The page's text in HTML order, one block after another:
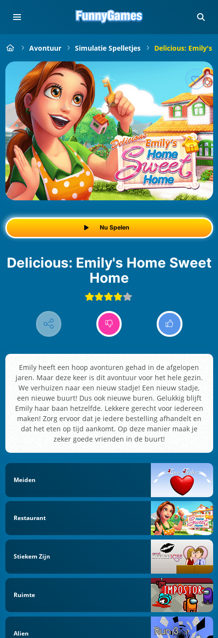
Avontuur Simulatie Spelletjes Delicious: Emily's
Nu Spelen
Delicious: Emily's Home Sweet
Home
Emily heeft een hoop avonturen gehad in de afgelopen
jaren. Maar deze keer is dit avontuur voor het hele gezin.
We verhuizen naar een nieuw stadje! Een nieuw stadje,
een nieuwe buurt! Dus ook nieuwe buren. Gelukkig blijft
Emily haar baan hetzelfde. Lekkere gerecht voor iedereen
maken! Zorg ervoor dat je iedere bestelling afhandelt en
dat het eten op tijd aankomt. Op deze manier maak je
zeker goede vrienden in de buurt!
Meiden
Restaurant
Stiekem Zijn
Ruimte
Alien